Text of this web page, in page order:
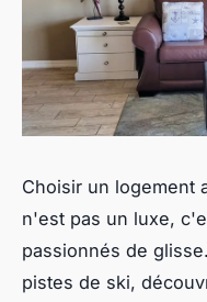
Choisir un logement
n'est pas un luxe,
passionnés de
pistes de ski,